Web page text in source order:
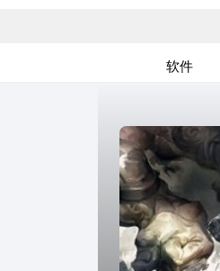
软件